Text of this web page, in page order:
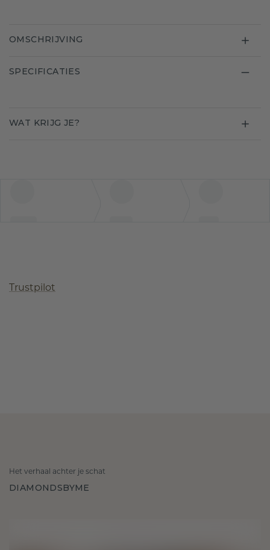
OMSCHRIJVING
SPECIFICATIES
WAT KRIJG JE?
Trustpilot
Het verhaal achter je schat
DIAMONDSBYME